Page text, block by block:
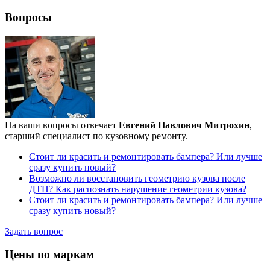
Вопросы
На ваши вопросы отвечает Евгений Павлович Митрохин,
старший специалист по кузовному ремонту.
Стоит ли красить и ремонтировать бампера? Или лучше
сразу купить новый?
Возможно ли восстановить геометрию кузова после
ДТП? Как распознать нарушение геометрии кузова?
Стоит ли красить и ремонтировать бампера? Или лучше
сразу купить новый?
Задать вопрос
Цены по маркам